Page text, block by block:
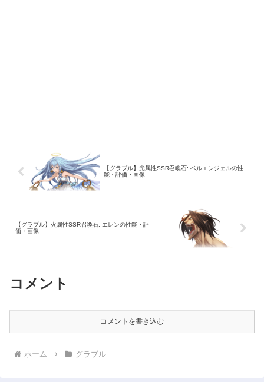
【グラブル】光属性SSR召喚石: ベルエンジェルの性
能・評価・画像
【グラブル】火属性SSR召喚石: エレンの性能・評
価・画像
コメント
コメントを書き込む
ホーム グラブル